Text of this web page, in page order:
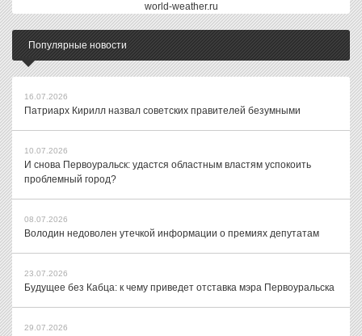
world-weather.ru
Популярные новости
16.07.2026
Патриарх Кирилл назвал советских правителей безумными
10.07.2026
И снова Первоуральск: удастся областным властям успокоить
проблемный город?
08.07.2026
Володин недоволен утечкой информации о премиях депутатам
23.07.2026
Будущее без Кабца: к чему приведет отставка мэра Первоуральска
29.07.2026